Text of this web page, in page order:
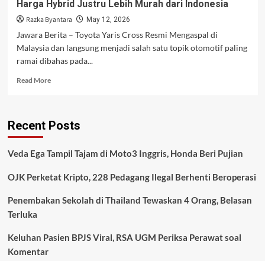
Harga Hybrid Justru Lebih Murah dari Indonesia
Razka Byantara May 12, 2026
Jawara Berita – Toyota Yaris Cross Resmi Mengaspal di
Malaysia dan langsung menjadi salah satu topik otomotif paling
ramai dibahas pada...
Read MoreRead
Yaris
Mengaspal
Malaysia,
Hybrid
Murah
Recent Posts
Veda Ega Tampil Tajam di Moto3 Inggris, Honda Beri Pujian
OJK Perketat Kripto, 228 Pedagang Ilegal Berhenti Beroperasi
Penembakan Sekolah di Thailand Tewaskan 4 Orang, Belasan
Terluka
Keluhan Pasien BPJS Viral, RSA UGM Periksa Perawat soal
Komentar